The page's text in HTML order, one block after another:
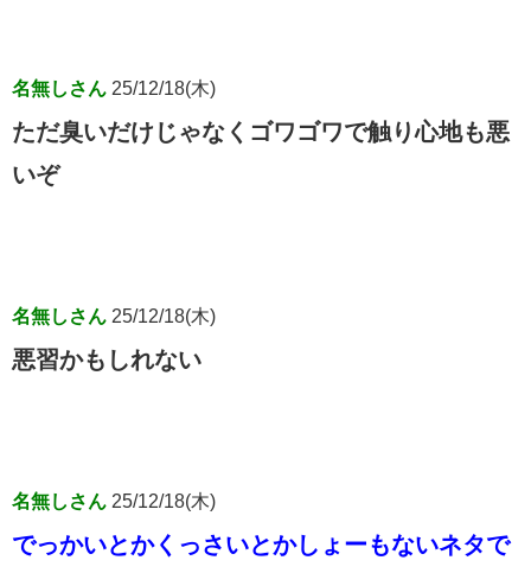
名無しさん 25/12/18(木)
ただ臭いだけじゃなくゴワゴワで触り心地も悪
いぞ
名無しさん 25/12/18(木)
悪習かもしれない
名無しさん 25/12/18(木)
でっかいとかくっさいとかしょーもないネタで